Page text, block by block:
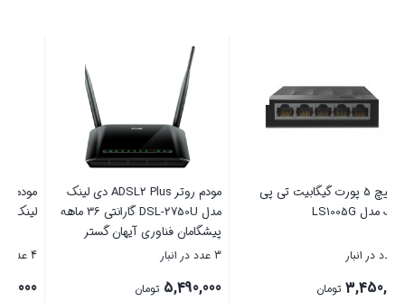
مودم روتر ADSL2 Plus دی لینک
مدل DSL-2750U گارانتی 36 ماهه
مودم روتر VDSL/ADSL تی پی-
لینک مدل TD-W9960-v1.20
6,975,000
اسپیکر بلوتوثی قابل حمل
مدل TBS-26
9,300,000